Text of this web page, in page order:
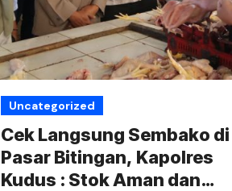
Uncategorized
Cek Langsung Sembako di
Pasar Bitingan, Kapolres
Kudus : Stok Aman dan